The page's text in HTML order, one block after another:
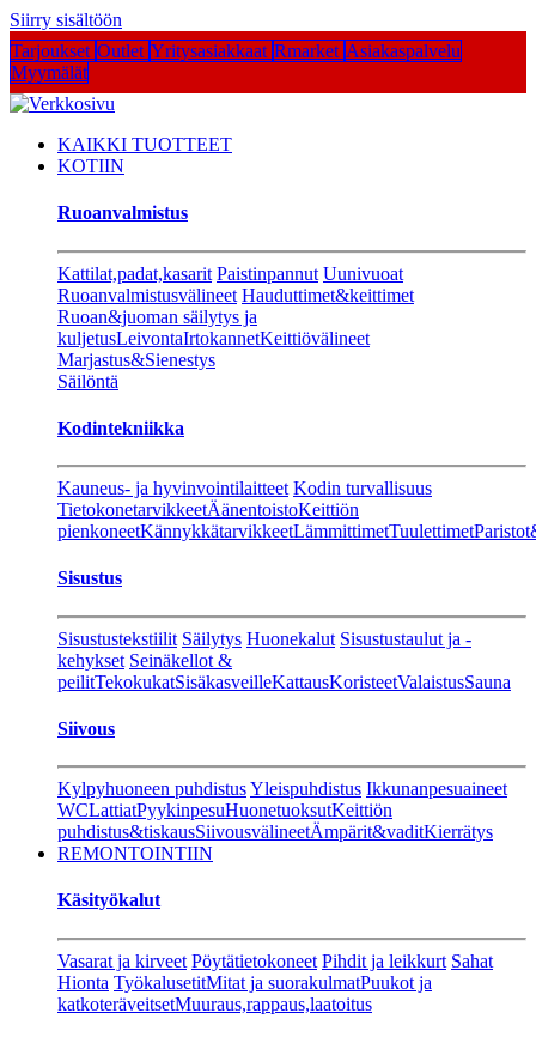
Siirry sisältöön
Tarjoukset Outlet Yritysasiakkaat Rmarket Asiakaspalvelu
Myymälät
KAIKKI TUOTTEET
KOTIIN
Ruoanvalmistus
Kattilat,padat,kasarit Paistinpannut Uunivuoat
Ruoanvalmistusvälineet Hauduttimet&keittimet
Ruoan&juoman säilytys ja
kuljetusLeivontaIrtokannetKeittiövälineet
Marjastus&Sienestys
Säilöntä
Kodintekniikka
Kauneus- ja hyvinvointilaitteet Kodin turvallisuus
TietokonetarvikkeetÄänentoistoKeittiön
pienkoneetKännykkätarvikkeetLämmittimetTuulettimet
Sisustus
Sisustustekstiilit Säilytys Huonekalut Sisustustaulut ja -
kehykset Seinäkellot &
peilitTekokukatSisäkasveilleKattausKoristeetValaistusSauna
Siivous
Kylpyhuoneen puhdistusYleispuhdistus Ikkunanpesuaineet
WCLattiatPyykinpesuHuonetuoksutKeittiön
puhdistus&tiskausSiivousvälineetÄmpärit&vaditKierrätys
REMONTOINTIIN
Käsityökalut
Vasarat ja kirveet Pöytätietokoneet Pihdit ja leikkurt Sahat
Hionta TyökalusetitMitat ja suorakulmatPuukot ja
katkoteräveitsetMuuraus,rappaus,laatoitus